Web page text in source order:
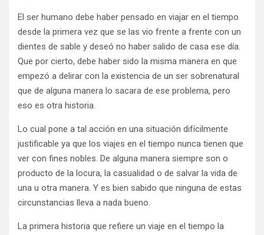
El ser humano debe haber pensado en viajar en el tiempo
desde la primera vez que se las vio frente a frente con un
dientes de sable y deseó no haber salido de casa ese día.
Que por cierto, debe haber sido la misma manera en que
empezó a delirar con la existencia de un ser sobrenatural
que de alguna manera lo sacara de ese problema, pero
eso es otra historia.
Lo cual pone a tal acción en una situación difícilmente
justificable ya que los viajes en el tiempo nunca tienen que
ver con fines nobles. De alguna manera siempre son o
producto de la locura, la casualidad o de salvar la vida de
una u otra manera. Y es bien sabido que ninguna de estas
circunstancias lleva a nada bueno.
La primera historia que refiere un viaje en el tiempo la